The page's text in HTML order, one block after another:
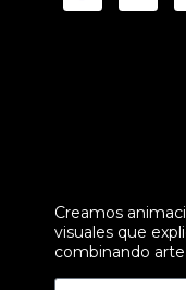
Creamos
visuales que
combinando